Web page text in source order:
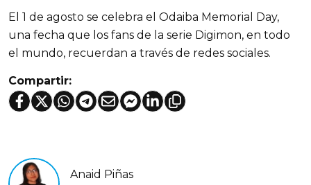
El 1 de agosto se celebra el Odaiba Memorial Day,
una fecha que los fans de la serie Digimon, en todo
el mundo, recuerdan a través de redes sociales.
Compartir:
Anaid Piñas